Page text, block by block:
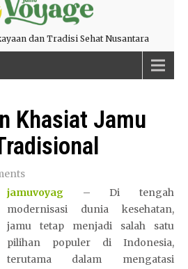
dan Tradisi Sehat Nusantara
Khasiat Jamu
jamuvoyag– Di tengah
modernisasi dunia kesehatan,
jamu tetap menjadi salah satu
pilihan populer di Indonesia,
terutama dalam mengatasi